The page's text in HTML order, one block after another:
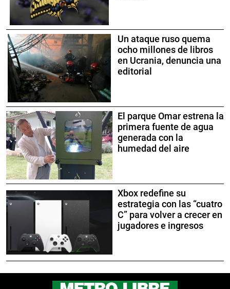
Un ataque ruso quema
ocho millones de libros
en Ucrania, denuncia una
editorial
El parque Omar estrena la
primera fuente de agua
generada con la
humedad del aire
Xbox redefine su
estrategia con las “cuatro
C” para volver a crecer en
jugadores e ingresos